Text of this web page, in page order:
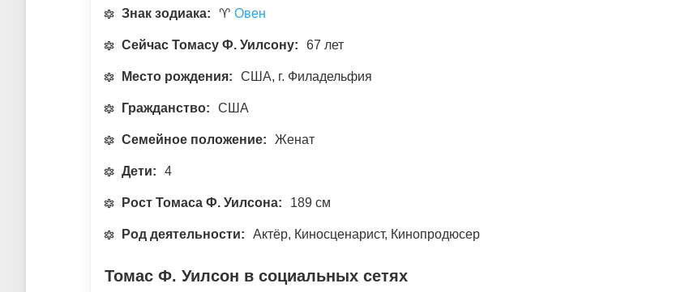
Знак зодиака: ♈ Овен
Сейчас Томасу Ф. Уилсону: 67 лет
Место рождения: США, г. Филадельфия
Гражданство: США
Семейное положение: Женат
Дети: 4
Рост Томаса Ф. Уилсона: 189 см
Род деятельности: Актёр, Киносценарист, Кинопродюсер
Томас Ф. Уилсон в социальных сетях